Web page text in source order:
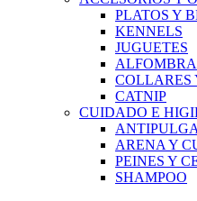
PLATOS Y
KENNELS
JUGUETES
ALFOMBRA
COLLARES
CATNIP
CUIDADO E
ARENA Y
PEINES Y
SHAMPOO